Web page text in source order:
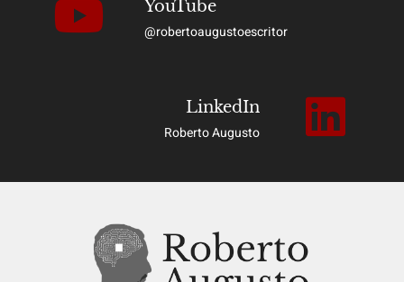
YouTube
@robertoaugustoescritor
LinkedIn
Roberto Augusto